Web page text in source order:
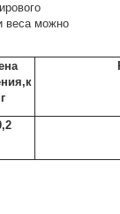
веса можно
г